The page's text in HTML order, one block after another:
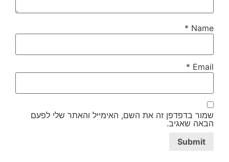
Name
*
Email
*
שמור בדפדפן זה את השם, האימייל והאתר שלי לפעם
הבאה שאגיב.